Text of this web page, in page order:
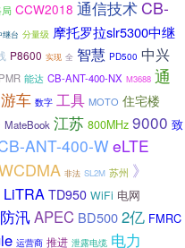
CCW2018 通信技术CB-
继台 分量级 摩托罗拉slr5300中继
P8600 实现 全 智慧 PD500 中兴
能达 CB-ANT-400-NX M3688 通
车 数字 工具 MOTO 住宅楼
MateBook 江苏 800MHz 9000 致
ANT-400-W eLTE
非法 SL2M 苏州 》
LiTRA TD950 WiFi 电网
防汛APEC BD5002亿 FMRC
运营商 推进 泄露电缆 电力